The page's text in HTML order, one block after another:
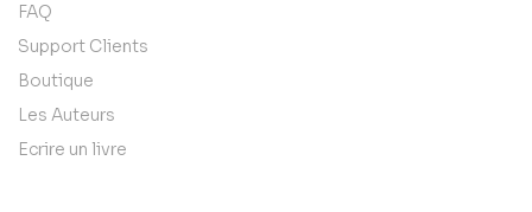
FAQ
Support Clients
Boutique
Les Auteurs
Ecrire un livre